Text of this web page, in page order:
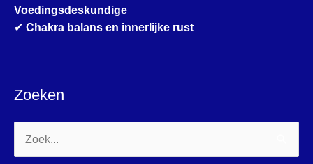
Voedingsdeskundige
✔ Chakra balans en innerlijke rust
Zoeken
Zoek
naar: